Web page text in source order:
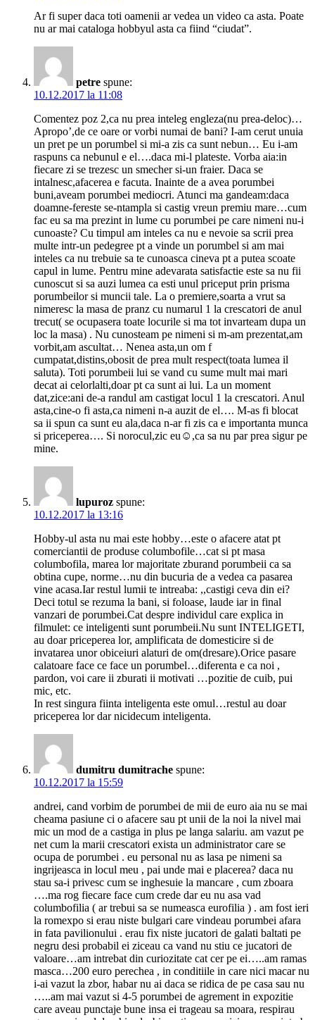
Ar fi super daca toti oamenii ar vedea un video ca asta. Poate
nu ar mai cataloga hobbyul asta ca fiind “ciudat”.
petre spune:
10.12.2017 la 11:08
Comentez poz 2,ca nu prea inteleg engleza(nu prea-deloc)…
Apropo’,de ce oare or vorbi numai de bani? I-am cerut unuia
un pret pe un porumbel si mi-a zis ca sunt nebun… Eu i-am
raspuns ca nebunul e el….daca mi-l plateste. Vorba aia:in
fiecare zi se trezesc un smecher si-un fraier. Daca se
intalnesc,afacerea e facuta. Inainte de a avea porumbei
buni,aveam porumbei mediocri. Atunci ma gandeam:daca
doamne-fereste se-ntampla si castig vreun premiu mare…cum
fac eu sa ma prezint in lume cu porumbei pe care nimeni nu-i
cunoaste? Cu timpul am inteles ca nu e nevoie sa scrii prea
multe intr-un pedegree pt a vinde un porumbel si am mai
inteles ca nu trebuie sa te cunoasca cineva pt a putea scoate
capul in lume. Pentru mine adevarata satisfactie este sa nu fii
cunoscut si sa auzi lumea ca esti unul priceput prin prisma
porumbeilor si muncii tale. La o premiere,soarta a vrut sa
nimeresc la masa de pranz cu numarul 1 la crescatori de anul
trecut( se ocupasera toate locurile si ma tot invarteam dupa un
loc la masa) . Nu cunosteam pe nimeni si m-am prezentat,am
vorbit,am ascultat… Nenea asta,un om f
cumpatat,distins,obosit de prea mult respect(toata lumea il
saluta). Toti porumbeii lui se vand cu sume mult mai mari
decat ai celorlalti,doar pt ca sunt ai lui. La un moment
dat,zice:ani de-a randul am castigat locul 1 la crescatori. Anul
asta,cine-o fi asta,ca nimeni n-a auzit de el…. M-as fi blocat
sa ii spun ca sunt eu ala,daca n-ar fi zis ca e importanta munca
si priceperea…. Si norocul,zic eu☺,ca sa nu par prea sigur pe
mine.
lupuroz spune:
10.12.2017 la 13:16
Hobby-ul asta nu mai este hobby…este o afacere atat pt
comerciantii de produse columbofile…cat si pt masa
columbofila, marea lor majoritate zburand porumbeii ca sa
obtina cupe, norme…nu din bucuria de a vedea ca pasarea
vine acasa.Iar restul lumii te intreaba: ,,castigi ceva din ei?
Deci totul se rezuma la bani, si foloase, laude iar in final
vanzari de porumbei.Cat despre individul care explica in
filmulet: ce inteligenti sunt porumbeii.Nu sunt INTELIGETI,
au doar priceperea lor, amplificata de domesticire si de
invatarea unor obiceiuri alaturi de om(dresare).Orice pasare
calatoare face ce face un porumbel…diferenta e ca noi ,
pardon, voi care ii zburati ii motivati …pozitie de cuib, pui
mic, etc.
In rest singura fiinta inteligenta este omul…restul au doar
priceperea lor dar nicidecum inteligenta.
dumitru dumitrache spune:
10.12.2017 la 15:59
andrei, cand vorbim de porumbei de mii de euro aia nu se mai
cheama pasiune ci o afacere sau pt unii de la noi la nivel mai
mic un mod de a castiga in plus pe langa salariu. am vazut pe
net cum la marii crescatori exista un administrator care se
ocupa de porumbei . eu personal nu as lasa pe nimeni sa
ingrijeasca in locul meu , pai unde mai e placerea? daca nu
stau sa-i privesc cum se inghesuie la mancare , cum zboara
….ma rog fiecare face cum crede dar eu nu asa vad
columbofilia ( ar trebui sa se numeasca eurofilia ) . am fost ieri
la romexpo si erau niste bulgari care vindeau porumbei afara
in fata pavilionului . erau fix niste jucatori de galati baltati pe
negru desi probabil ei ziceau ca vand nu stiu ce jucatori de
valoare…am intrebat din curiozitate cat cer pe ei…..am ramas
masca…200 euro perechea , in conditiile in care nici macar nu
i-ai vazut la zbor, habar nu ai daca se ridica de pe casa sau nu
…..am mai vazut si 4-5 porumbei de agrement in expozitie
care aveau punctaje bune insa ei trageau sa moara, respirau